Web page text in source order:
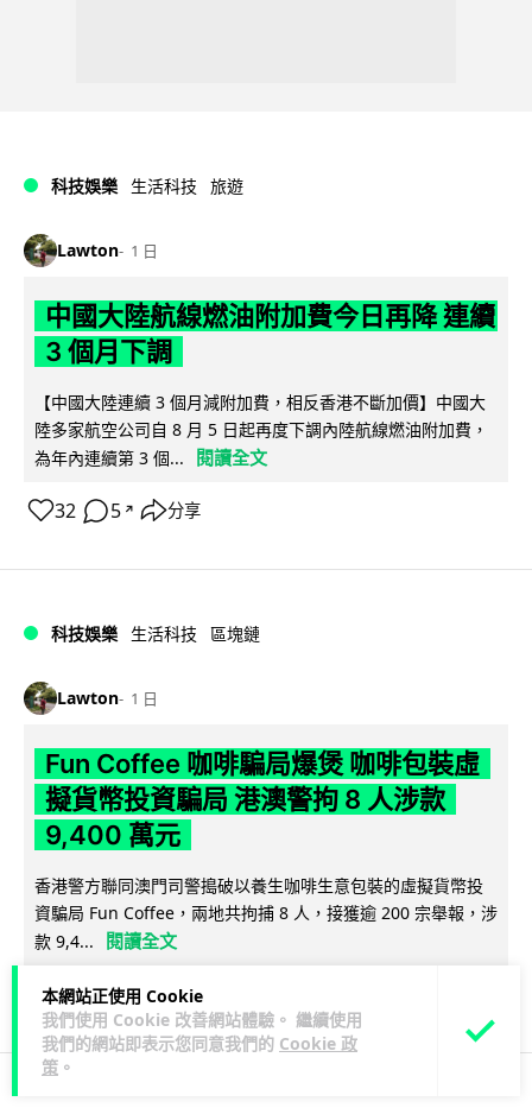
本網站正使用 Cookie
我們使用 Cookie 改善網站體驗。 繼續使用
我們的網站即表示您同意我們的 Cookie 政
策 。
科技娛樂 生活科技 旅遊
Lawton 1 日
中國大陸航線燃油附加費今日再降 連續
3 個月下調
【中國大陸連續 3 個月減附加費，相反香港不斷加價】中國大
陸多家航空公司自 8 月 5 日起再度下調內陸航線燃油附加費，
為年內連續第 3 個...
閱讀全文
32 5 ↗ 分享
科技娛樂 生活科技 區塊鏈
Lawton 1 日
Fun Coffee 咖啡騙局爆煲 咖啡包裝虛
擬貨幣投資騙局 港澳警拘 8 人涉款
9,400 萬元
香港警方聯同澳門司警搗破以養生咖啡生意包裝的虛擬貨幣投
資騙局 Fun Coffee，兩地共拘捕 8 人，接獲逾 200 宗舉報，涉
款 9,4...
閱讀全文
118 10 ↗ 分享